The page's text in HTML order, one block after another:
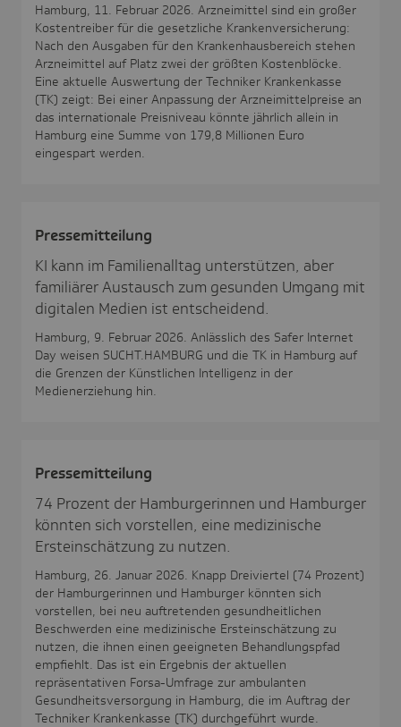
Hamburg, 11. Februar 2026. Arzneimittel sind ein großer
Kostentreiber für die gesetzliche Krankenversicherung:
Nach den Ausgaben für den Krankenhausbereich stehen
Arzneimittel auf Platz zwei der größten Kostenblöcke.
Eine aktuelle Auswertung der Techniker Krankenkasse
(TK) zeigt: Bei einer Anpassung der Arzneimittelpreise an
das internationale Preisniveau könnte jährlich allein in
Hamburg eine Summe von 179,8 Millionen Euro
eingespart werden.
Pres­se­mit­tei­lung
KI kann im Familienalltag unterstützen, aber
familiärer Austausch zum gesunden Umgang mit
digitalen Medien ist entscheidend.
Hamburg, 9. Februar 2026. Anlässlich des Safer Internet
Day weisen SUCHT.HAMBURG und die TK in Hamburg auf
die Grenzen der Künstlichen Intelligenz in der
Medienerziehung hin.
Pres­se­mit­tei­lung
74 Prozent der Hamburgerinnen und Hamburger
könnten sich vorstellen, eine medizinische
Ersteinschätzung zu nutzen.
Hamburg, 26. Januar 2026. Knapp Dreiviertel (74 Prozent)
der Hamburgerinnen und Hamburger könnten sich
vorstellen, bei neu auftretenden gesundheitlichen
Beschwerden eine medizinische Ersteinschätzung zu
nutzen, die ihnen einen geeigneten Behandlungspfad
empfiehlt. Das ist ein Ergebnis der aktuellen
repräsentativen Forsa-Umfrage zur ambulanten
Gesundheitsversorgung in Hamburg, die im Auftrag der
Techniker Krankenkasse (TK) durchgeführt wurde.